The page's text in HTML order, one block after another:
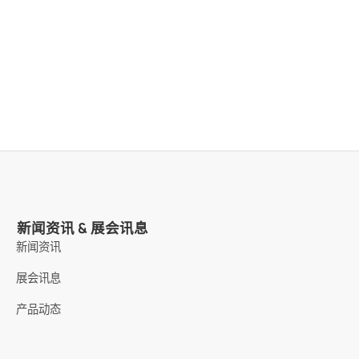
新闻资讯 & 展会讯息
新闻资讯
展会讯息
产品动态